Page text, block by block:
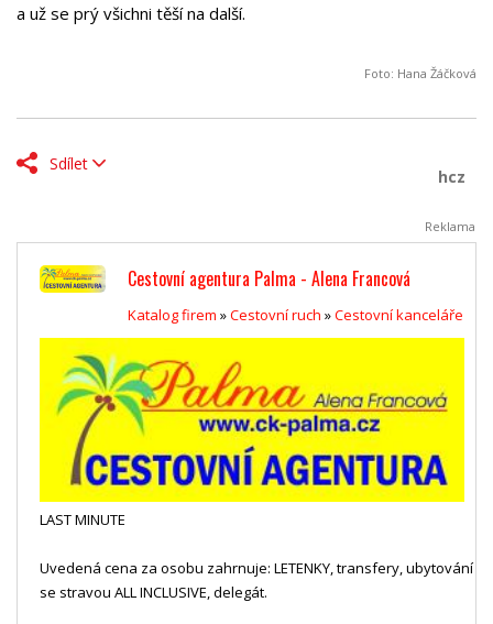
a už se prý všichni těší na další.
Foto: Hana Žáčková
Sdílet
hcz
Reklama
Cestovní agentura Palma - Alena Francová
Katalog firem »Cestovní ruch »Cestovní kanceláře
LAST MINUTE
Uvedená cena za osobu zahrnuje: LETENKY, transfery, ubytování
se stravou ALL INCLUSIVE, delegát.